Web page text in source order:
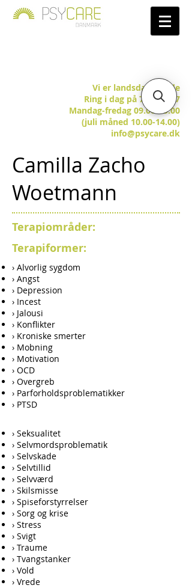
Vi er landsdækkende
Ring i dag på 7025 5657
Mandag-fredag 09.00-15.00
(juli måned 10.00-14.00)
info@psycare.dk
Camilla Zacho
Woetmann
Terapiområder:
Terapiformer:
› Alvorlig sygdom
› Angst
› Depression
› Incest
› Jalousi
› Konflikter
› Kroniske smerter
› Mobning
› Motivation
› OCD
› Overgreb
› Parforholdsproblematikker
› PTSD
› Seksualitet
› Selvmordsproblematik
› Selvskade
› Selvtillid
› Selvværd
› Skilsmisse
› Spiseforstyrrelser
› Sorg og krise
› Stress
› Svigt
› Traume
› Tvangstanker
› Vold
› Vrede